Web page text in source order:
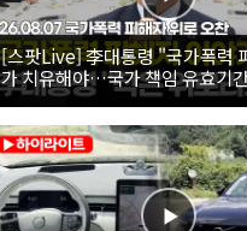
[스팟Live] 李대통령 "국가폭력
가 치유해야…국가 책임 유효기
26.08.07 국가폭력 피해자 위로